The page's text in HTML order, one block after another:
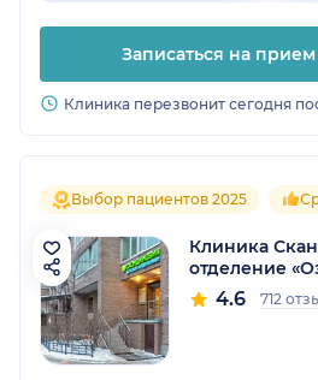
Записаться на прием
Клиника перезвонит сегодня
Выбор пациентов 2025
Клиника
отделение
4.6 712